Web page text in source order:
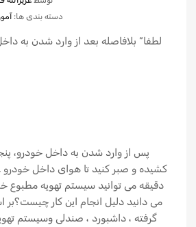
دسته بندی ها:
لطفا” بلافاصله بعد از وارد شدن به
پس از وارد شدن به داخل خودرو،
کشیده و صبر کنید تا هوای داخل
دقیقه می توانید سیستم تهویه مطبوع
می دانید دلیل انجام این کار
گرفته ، داشبورد ، صندلی وسیستم